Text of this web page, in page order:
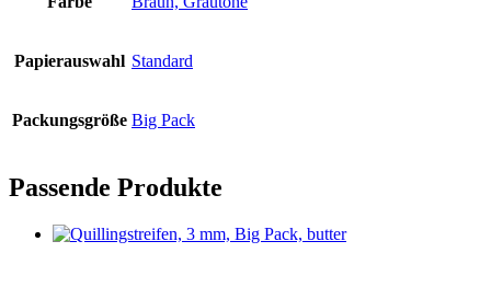
Papierauswahl Standard
Packungsgröße Big Pack
Passende Produkte